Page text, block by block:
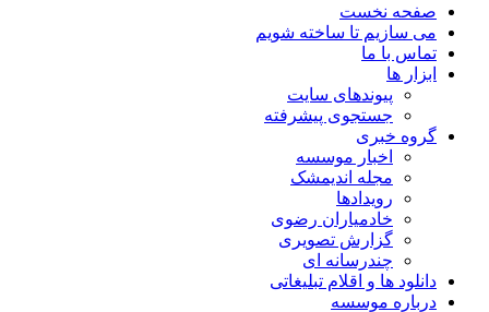
صفحه نخست
می سازیم تا ساخته شویم
تماس با ما
ابزار ها
پیوندهای سایت
جستجوی پیشرفته
گروه خبری
اخبار موسسه
مجله اندیمشک
رویدادها
خادمیاران رضوی
گزارش تصویری
چندرسانه ای
دانلود ها و اقلام تبلیغاتی
درباره موسسه